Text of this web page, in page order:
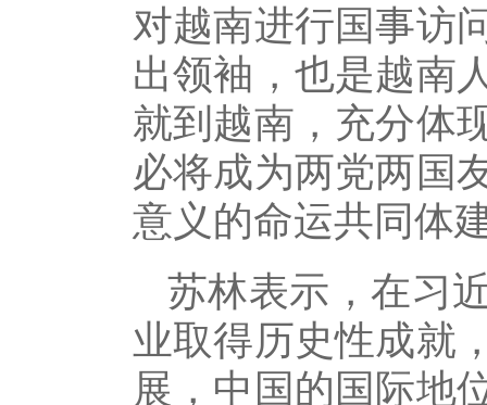
对越南进行国事访
出领袖，也是越南
就到越南，充分体
必将成为两党两国
意义的命运共同体
苏林表示，在习
业取得历史性成就
展，中国的国际地